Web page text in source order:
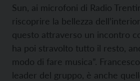
Sun, ai microfoni di Radio
riscoprire la bellezza
questo attraverso un incontro
ha poi stravolto tutto il resto,
modo di fare musica”.
leader del gruppo, è anche